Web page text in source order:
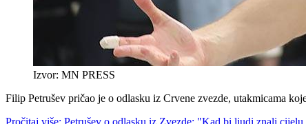
Izvor: MN PRESS
Filip Petrušev pričao je o odlasku iz Crvene zvezde, utakmicama
Pročitaj više: Petrušev o odlasku iz Zvezde: "Kad bi ljudi znali